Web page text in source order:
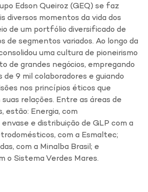
Edson Queiroz (GEQ) se faz
diversos momentos da vida dos
de um portfólio diversificado de
de segmentos variados. Ao longo da
uma cultura de pioneirismo
de grandes negócios, empregando
9 mil colaboradores e guiando
nos princípios éticos que
relações. Entre as áreas de
estão: Energia, com
e distribuição de GLP com a
com a Esmaltec;
com a Minalba Brasil; e
o Sistema Verdes Mares.